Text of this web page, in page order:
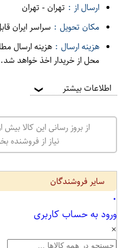
ارسال از : تهران- تهران
مکان تحویل : سراسر ایران
هزینه ارسال : هزینه ارسال
محل از خریدار اخذ خواهد شد.
اطلاعات بیشتر ❯
از بروز رسانی این کالا
نیاز از فروشنده
سایر فروشندگان
۰
ورود به حساب کاربری
×